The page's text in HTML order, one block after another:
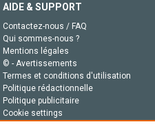
AIDE & SUPPORT
Contactez-nous / FAQ
Qui sommes-nous ?
Mentions légales
© - Avertissements
Termes et conditions d'utilisation
Politique rédactionnelle
Politique publicitaire
Cookie settings